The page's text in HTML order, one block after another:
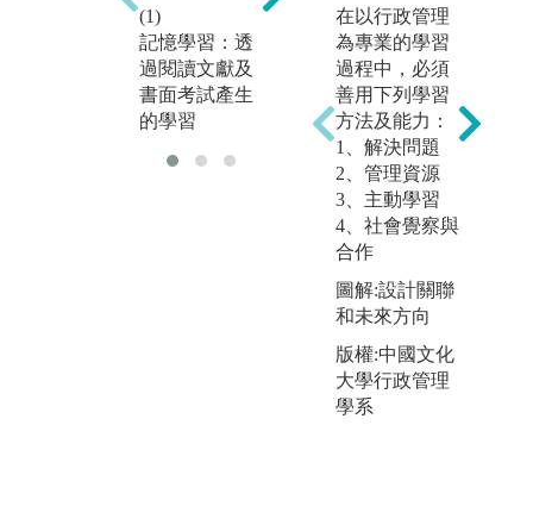
(1)
記憶學習：透
過閱讀文獻及
書面考試產生
的學習
(2)
參與學習：透
過參與實際工
作而產生的學
習
在以行政管理
為專業的學習
過程中，必須
善用下列學習
方法及能力：
1、解決問題
2、管理資源
3、主動學習
4、社會覺察與
合作
圖解:設計關聯
和未來方向
版權:中國文化
大學行政管理
學系